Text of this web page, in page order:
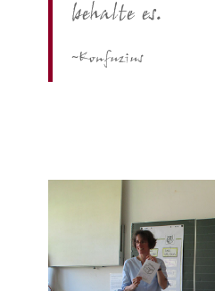
behalte es.
~Konfuzius